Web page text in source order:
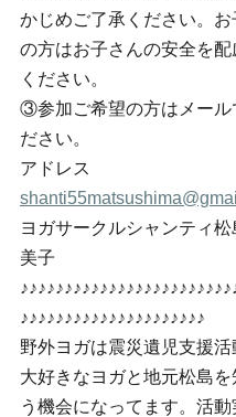
かじめご了承ください。
の方はお子さんの安全を配
ください。
③参加ご希望の方はメール
ださい。
アドレス
ヨガサークルシャンティ
美子
♪♪♪♪♪♪♪♪♪♪♪♪♪♪♪♪♪♪♪♪♪
野外ヨガは震災遺児支援活
大好きなヨガと地元松島を
う機会になってます。活動